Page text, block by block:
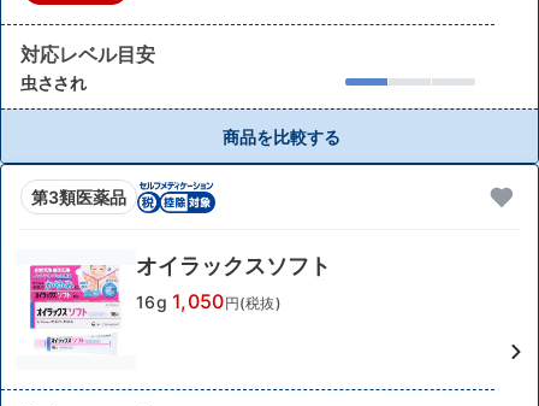
対応レベル目安
虫さされ
商品を比較する
第3類医薬品
オイラックスソフト
16g 1,050円(税抜)